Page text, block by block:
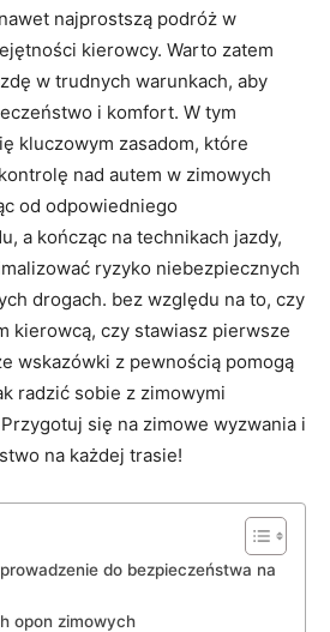
najprostszą​ podróż w
kierowcy. Warto zatem
w trudnych warunkach,⁣ aby
i komfort. W ⁢tym
kluczowym ‍zasadom, które
nad autem w zimowych
‍od odpowiedniego
a kończąc na​ technikach jazdy,
ryzyko niebezpiecznych
drogach. bez względu na to, czy
kierowcą, czy stawiasz pierwsze
⁣wskazówki‌ z pewnością pomogą
radzić sobie z zimowymi
się na zimowe ‌wyzwania i
na każdej trasie!
do bezpieczeństwa​ na
opon zimowych